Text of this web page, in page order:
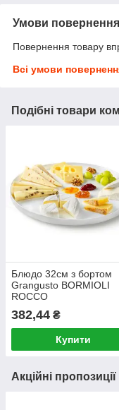
Умови повернення
Повернення товару
Всі умови
Подібні товари
Блюдо 32см з бортом
Grangusto BORMIOLI
ROCCO
382,44 ₴
Купити
Акційні